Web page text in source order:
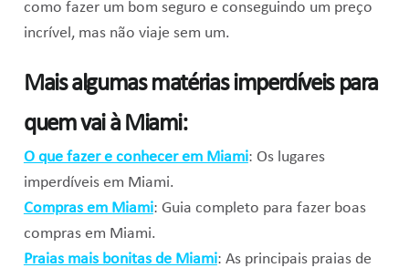
como fazer um bom seguro e conseguindo um preço
incrível, mas não viaje sem um.
Mais algumas matérias imperdíveis para
quem vai à Miami:
O que fazer e conhecer em Miami: Os lugares
imperdíveis em Miami.
Compras em Miami: Guia completo para fazer boas
compras em Miami.
Praias mais bonitas de Miami: As principais praias de